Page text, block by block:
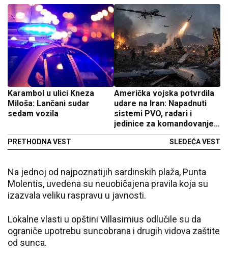
Karambol u ulici Kneza
Miloša: Lančani sudar
sedam vozila
PRETHODNA VEST
Američka vojska potvrdila
udare na Iran: Napadnuti
sistemi PVO, radari i
jedinice za komandovanje i
kontrolu dronova
SLEDEĆA VEST
Na jednoj od najpoznatijih sardinskih plaža, Punta
Molentis, uvedena su neuobičajena pravila koja su
izazvala veliku raspravu u javnosti.
Lokalne vlasti u opštini Villasimius odlučile su da
ograniče upotrebu suncobrana i drugih vidova zaštite
od sunca.